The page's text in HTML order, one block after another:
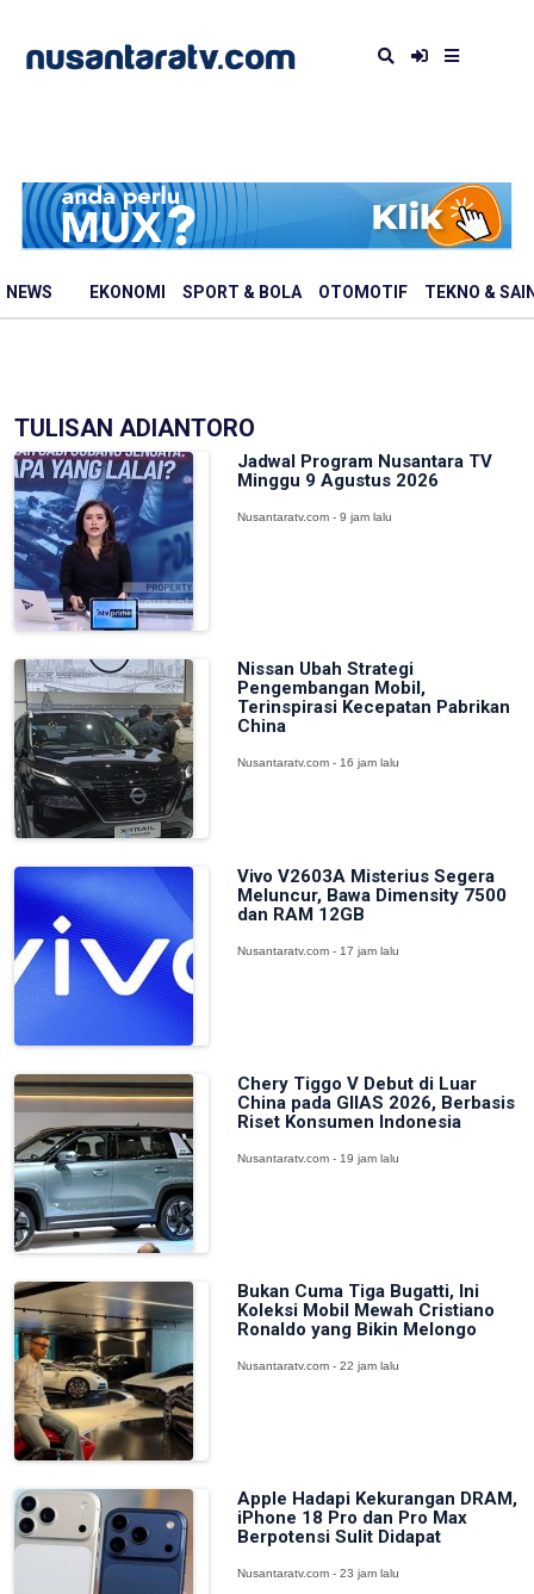
NEWS EKONOMI SPORT & BOLA OTOMOTIF TEKNO &
TULISAN ADIANTORO
Jadwal Program Nusantara TV
Minggu 9 Agustus 2026
Nusantaratv.com - 9 jam lalu
Nissan Ubah Strategi
Pengembangan Mobil,
Terinspirasi Kecepatan Pabrikan
China
Nusantaratv.com - 16 jam lalu
Vivo V2603A Misterius Segera
Meluncur, Bawa Dimensity 7500
dan RAM 12GB
Nusantaratv.com - 17 jam lalu
Chery Tiggo V Debut di Luar
China pada GIIAS 2026, Berbasis
Riset Konsumen Indonesia
Nusantaratv.com - 19 jam lalu
Bukan Cuma Tiga Bugatti, Ini
Koleksi Mobil Mewah Cristiano
Ronaldo yang Bikin Melongo
Nusantaratv.com - 22 jam lalu
Apple Hadapi Kekurangan DRAM,
iPhone 18 Pro dan Pro Max
Berpotensi Sulit Didapat
Nusantaratv.com - 23 jam lalu